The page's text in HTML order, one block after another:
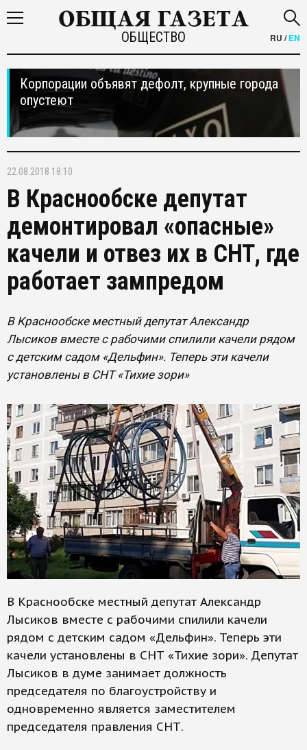
ОБЩЕСТВО RU /EN
Корпорации объявят дефолт, крупные города
опустеют
22.08.2018 18:10
В Краснообске депутат
демонтировал «опасные»
качели и отвез их в СНТ, где
работает зампредом
В Краснообске местный депутат Александр
Лысиков вместе с рабочими спилили качели рядом
с детским садом «Дельфин». Теперь эти качели
установлены в СНТ «Тихие зори»
В Краснообске местный депутат Александр
Лысиков вместе с рабочими спилили качели
рядом с детским садом «Дельфин». Теперь эти
качели установлены в СНТ «Тихие зори». Депутат
Лысиков в думе занимает должность
председателя по благоустройству и
одновременно является заместителем
председателя правления СНТ.